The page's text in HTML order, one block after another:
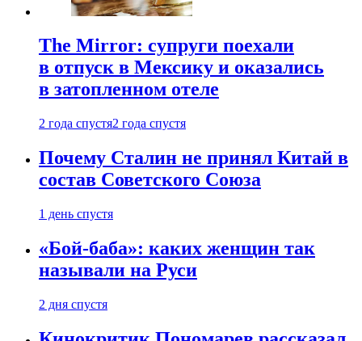
The Mirror: супруги поехали
в отпуск в Мексику и оказались
в затопленном отеле
2 года спустя2 года спустя
Почему Сталин не принял Китай в
состав Советского Союза
1 день спустя
«Бой-баба»: каких женщин так
называли на Руси
2 дня спустя